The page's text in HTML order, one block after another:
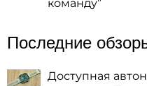
команду”
Последние
Доступная